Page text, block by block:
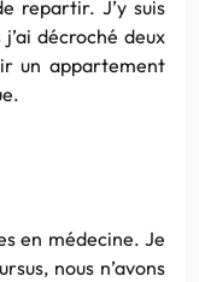
repartir. J’y suis
j’ai décroché deux
un appartement
en médecine. Je
nous n’avons